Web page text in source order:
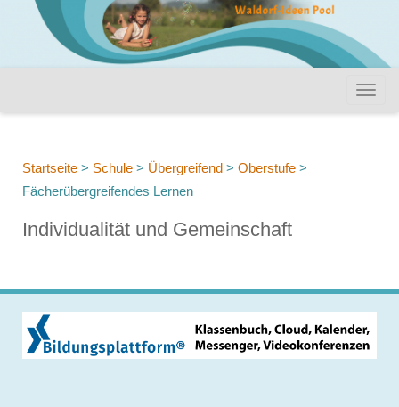
Startseite > Schule > Übergreifend > Oberstufe >
Fächerübergreifendes Lernen
Individualität und Gemeinschaft